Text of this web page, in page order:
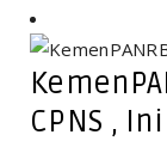
CPNS ,